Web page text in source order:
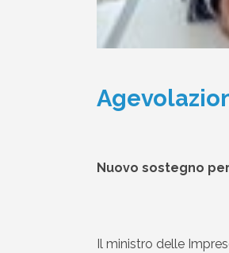
Nuovo sostegno
Il ministro delle